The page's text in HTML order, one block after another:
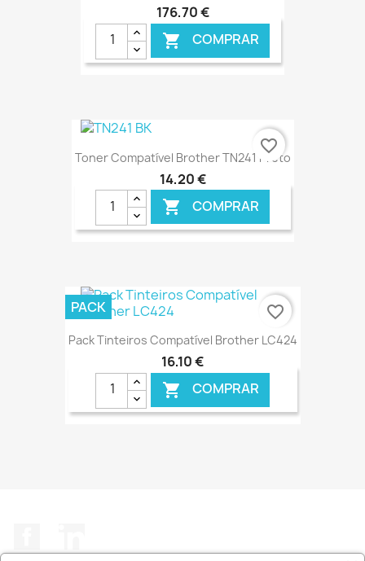
176,70 €
 COMPRAR
€ ONLINE
Toner Compatível Brother TN241 Preto
14,20 €
 COMPRAR
€ ONLINE
favorite_border
Pack Tinteiros Compatível Brother LC424
16,10 €
 COMPRAR
PACK favorite_border